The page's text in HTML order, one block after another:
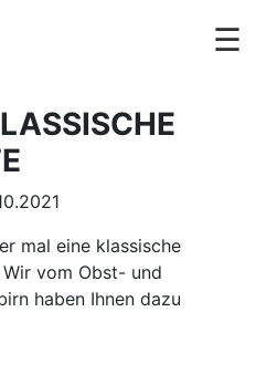
☰
mal eine klassische
vom Obst- und
haben Ihnen dazu